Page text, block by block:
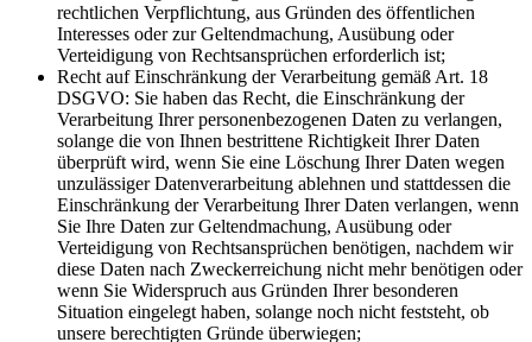
rechtlichen Verpflichtung, aus Gründen des öffentlichen
Interesses oder zur Geltendmachung, Ausübung oder
Verteidigung von Rechtsansprüchen erforderlich ist;
Recht auf Einschränkung der Verarbeitung gemäß Art. 18
DSGVO: Sie haben das Recht, die Einschränkung der
Verarbeitung Ihrer personenbezogenen Daten zu verlangen,
solange die von Ihnen bestrittene Richtigkeit Ihrer Daten
überprüft wird, wenn Sie eine Löschung Ihrer Daten wegen
unzulässiger Datenverarbeitung ablehnen und stattdessen die
Einschränkung der Verarbeitung Ihrer Daten verlangen, wenn
Sie Ihre Daten zur Geltendmachung, Ausübung oder
Verteidigung von Rechtsansprüchen benötigen, nachdem wir
diese Daten nach Zweckerreichung nicht mehr benötigen oder
wenn Sie Widerspruch aus Gründen Ihrer besonderen
Situation eingelegt haben, solange noch nicht feststeht, ob
unsere berechtigten Gründe überwiegen;